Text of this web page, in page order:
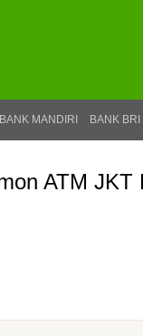
BANK MANDIRI BANK BRI
ATM